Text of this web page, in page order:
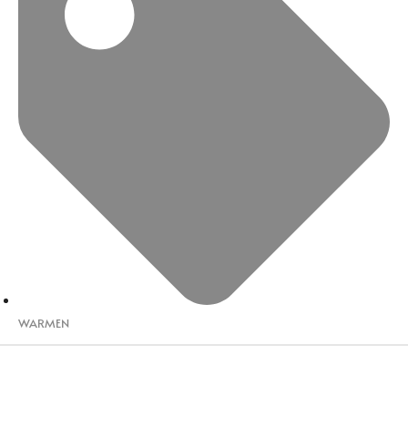
WARMEN